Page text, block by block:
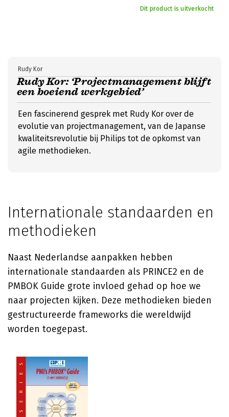
Dit product is uitverkocht
Rudy Kor: ‘Projectmanagement blijft
een boeiend werkgebied’
Rudy Kor
Een fascinerend gesprek met Rudy Kor over de
evolutie van projectmanagement, van de Japanse
kwaliteitsrevolutie bij Philips tot de opkomst van
agile methodieken.
Internationale standaarden en
methodieken
Naast Nederlandse aanpakken hebben
internationale standaarden als PRINCE2 en de
PMBOK Guide grote invloed gehad op hoe we
naar projecten kijken. Deze methodieken bieden
gestructureerde frameworks die wereldwijd
worden toegepast.